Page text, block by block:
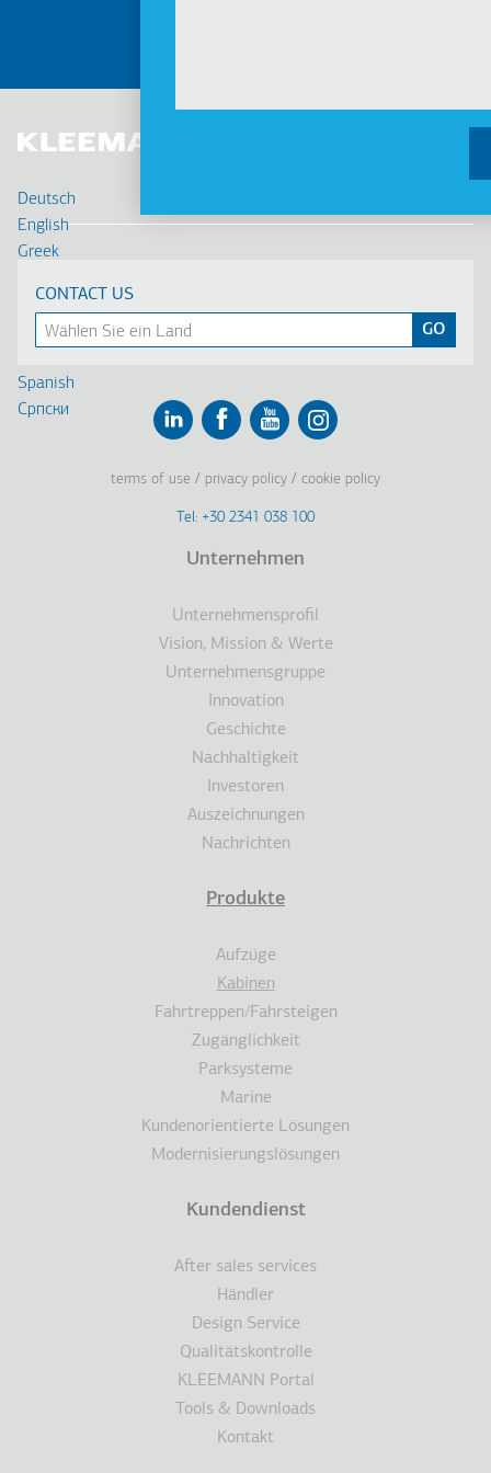
Deutsch
English
Greek
Russian
Turkish
Spanish
Cрпски
CONTACT US
terms of use privacy policy cookie policy
Tel: +30 2341 038 100
Unternehmen
Unternehmensprofil
Vision, Mission & Werte
Unternehmensgruppe
Innovation
Geschichte
Nachhaltigkeit
Investoren
Auszeichnungen
Nachrichten
Produkte
Aufzüge
Kabinen
Fahrtreppen/Fahrsteigen
Zugänglichkeit
Parksysteme
Marine
Kundenorientierte Lösungen
Modernisierungslösungen
Kundendienst
After sales services
Händler
Design Service
Qualitätskontrolle
KLEEMANN Portal
Tools & Downloads
Kontakt